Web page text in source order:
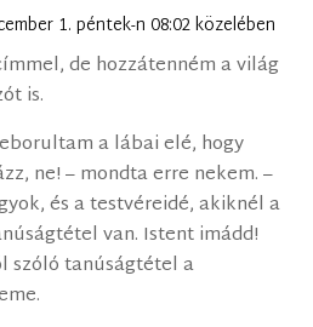
1. péntek-n 08:02 közelében
de hozzátenném a világ
is.
a lábai elé, hogy
ne! – mondta erre nekem. –
és a testvéreidé, akiknél a
van. Istent imádd!
szóló tanúságtétel a